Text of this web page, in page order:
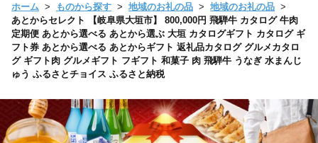
ホーム ものから探す 地域のお礼の品
地域のお礼の品
あとからセレクト 【岐阜県大垣市】 800,000円 飛騨牛 カタログ 牛肉
定期便 あとから選べる あとから選ぶ 大垣 カタログギフト カタログ ギ
フト券 あとから選べる あとからギフト 返礼品カタログ グルメカタロ
グ ギフト肉 グルメギフト フギフト 和菓子 肉 飛騨牛 うなぎ 水まんじ
ゅう ふるさとチョイス ふるさと納税